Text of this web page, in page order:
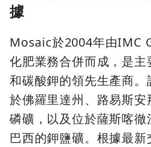
據
Mosaic於2004年由IMC
化肥業務合併而成，是
和碳酸鉀的領先生產商
於佛羅里達州、路易斯
磷礦，以及位於薩斯喀
巴西的鉀鹽礦。根據最新